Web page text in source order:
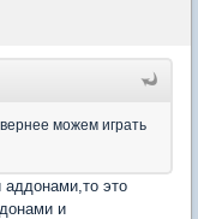
можем играть
это
и